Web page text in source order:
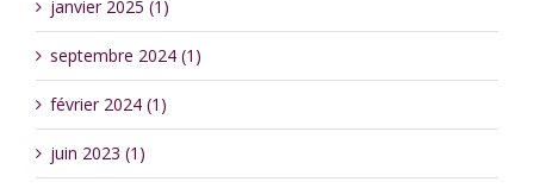
janvier 2025 (1)
septembre 2024 (1)
février 2024 (1)
juin 2023 (1)